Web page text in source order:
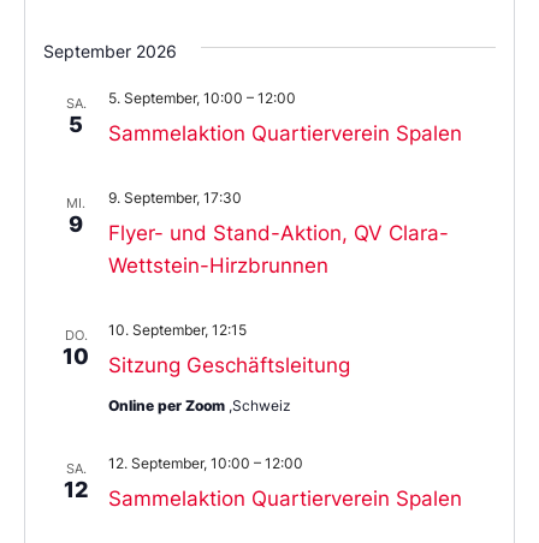
September 2026
SA.
5 Sammelaktion Quartierverein Spalen
5. September, 10:00 – 12:00
MI.
9
Flyer- und Stand-Aktion, QV Clara-
Wettstein-Hirzbrunnen
9. September, 17:30
DO.
10 Sitzung Geschäftsleitung
10. September, 12:15
Online per Zoom ,Schweiz
SA.
12 Sammelaktion Quartierverein Spalen
12. September, 10:00 – 12:00